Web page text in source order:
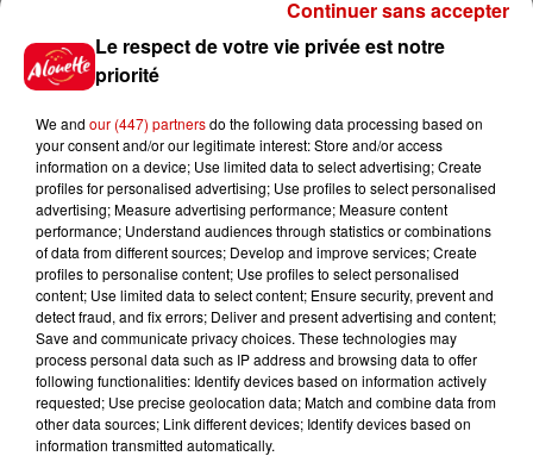
Jeux Voir plus
Le Duel - Gagnez vos entrées
pour l'un des zoos de nos
régions !
Destination Vacances - Gagnez
votre séjour en famille au cœur
de la...
Destination Vacances : inscrivez-
Le respect de votre vie privée est notre
priorité
We and our (447) partnersdo the following data processing based on
your consent and/or our legitimate interest: Store and/or access
information on a device; Use limited data to select advertising; Create
profiles for personalised advertising; Use profiles to select personalised
advertising; Measure advertising performance; Measure content
performance; Understand audiences through statistics or combinations
of data from different sources; Develop and improve services; Create
profiles to personalise content; Use profiles to select personalised
content; Use limited data to select content; Ensure security, prevent and
detect fraud, and fix errors; Deliver and present advertising and content;
Save and communicate privacy choices. These technologies may
process personal data such as IP address and browsing data to offer
following functionalities: Identify devices based on information actively
requested; Use precise geolocation data; Match and combine data from
other data sources; Link different devices; Identify devices based on
information transmitted automatically.
Continuer sans accepter